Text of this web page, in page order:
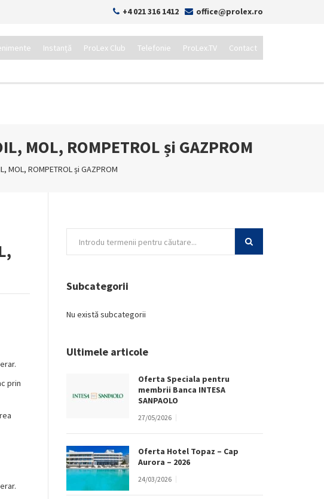
+4 021 316 1412 office@prolex.ro
Instanță ProLex Club Telefonie ProLex.TV Contact
MOL, ROMPETROL și GAZPROM
MOL, ROMPETROL și GAZPROM
prin
Subcategorii
Nu există subcategorii
Ultimele articole
Oferta Speciala pentru
membrii Banca INTESA
SANPAOLO
27/05/2026
Oferta Hotel Topaz – Cap
Aurora – 2026
24/03/2026